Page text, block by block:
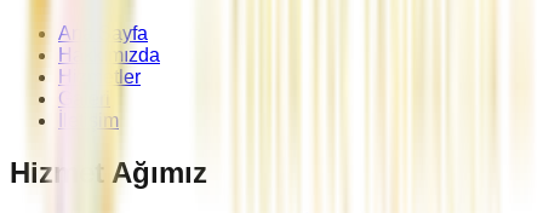
Ana Sayfa
Hakkımızda
Hizmetler
Galeri
İletişim
Hizmet Ağımız